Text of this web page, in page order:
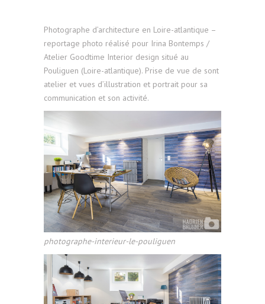
Photographe d’architecture en Loire-atlantique –
reportage photo réalisé pour Irina Bontemps /
Atelier Goodtime Interior design situé au
Pouliguen (Loire-atlantique). Prise de vue de sont
atelier et vues d’illustration et portrait pour sa
communication et son activité.
photographe-interieur-le-pouliguen